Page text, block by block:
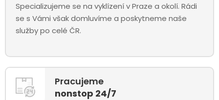
Specializujeme se na vyklízení v Praze a okolí. Rádi
se s Vámi však domluvíme a poskytneme naše
služby po celé ČR.
Pracujeme
nonstop 24/7